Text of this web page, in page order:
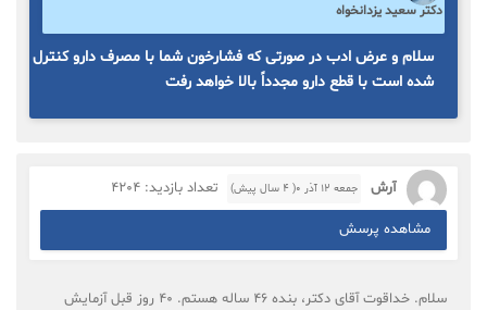
دکتر سعید یزدانخواه
سلام و عرض ادب در صورتی که فشارخون شما با مصرف دارو کنترل
شده است با قطع دارو مجدداً بالا خواهد رفت
آرش جمعه ۱۲ آذر ۰( 4 سال پیش) تعداد بازدید: 4204
مشاهده پرسش
سلام. خداقوت آقای دکتر، بنده 46 ساله هستم. 40 روز قبل آزمایش